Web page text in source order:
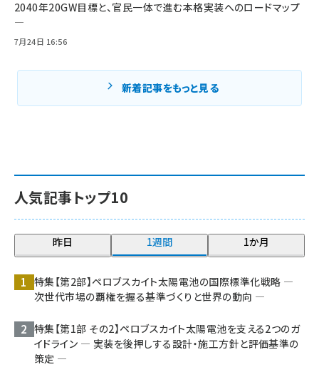
人気記事トップ10
昨日 1週間 1か月
特集【第2部】ペロブスカイト太陽電池の国際標準化戦略 ―
次世代市場の覇権を握る基準づくりと世界の動向 ―
特集【第1部 その2】ペロブスカイト太陽電池を支える2つのガ
イドライン ― 実装を後押しする設計・施工方針と評価基準の
策定 ―
2040年20GW目標と、官民一体で進む本格実装へのロードマップ
―
7月24日 16:56
新着記事をもっと見る